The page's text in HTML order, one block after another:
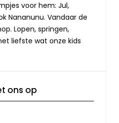
voor hem: Jul,
Nananunu. Vandaar de
Lopen, springen,
liefste wat onze kids
ons op